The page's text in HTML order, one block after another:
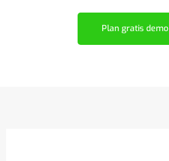
Plan gratis demo